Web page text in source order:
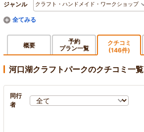
ジャンル クラフト・ハンドメイド・ワークショップ
概要
予約
プラン一覧
クチコミ
(146件)
河口湖クラフトパークのクチコミ一覧
同行
者